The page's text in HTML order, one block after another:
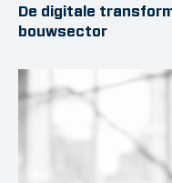
De digitale
bouwsector